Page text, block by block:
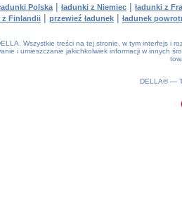
Polska | ładunki z Niemiec | ładunki z
z Finlandii | przewieź ładunek | ładunek
Wszystkie treści na tej stronie, w tym interfejs i
i umieszczanie jakichkolwiek informacji w innych
DELLA® —